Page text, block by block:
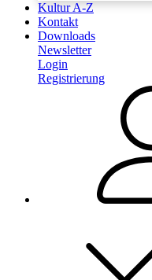
Kultur A-Z
Kontakt
Downloads
Newsletter
Login
Registrierung